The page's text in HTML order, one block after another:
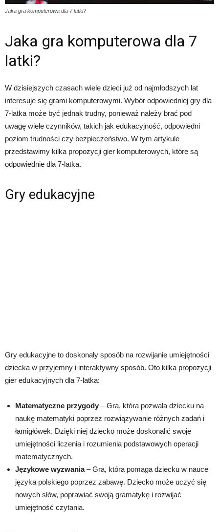
Jaka gra komputerowa dla 7 latki?
Jaka gra komputerowa dla 7
latki?
W dzisiejszych czasach wiele dzieci już od najmłodszych lat
interesuje się grami komputerowymi. Wybór odpowiedniej gry dla
7-latka może być jednak trudny, ponieważ należy brać pod
uwagę wiele czynników, takich jak edukacyjność, odpowiedni
poziom trudności czy bezpieczeństwo. W tym artykule
przedstawimy kilka propozycji gier komputerowych, które są
odpowiednie dla 7-latka.
Gry edukacyjne
Gry edukacyjne to doskonały sposób na rozwijanie umiejętności
dziecka w przyjemny i interaktywny sposób. Oto kilka propozycji
gier edukacyjnych dla 7-latka:
Matematyczne przygody – Gra, która pozwala dziecku na
naukę matematyki poprzez rozwiązywanie różnych zadań i
łamigłówek. Dzięki niej dziecko może doskonalić swoje
umiejętności liczenia i rozumienia podstawowych operacji
matematycznych.
Językowe wyzwania– Gra, która pomaga dziecku w nauce
języka polskiego poprzez zabawę. Dziecko może uczyć się
nowych słów, poprawiać swoją gramatykę i rozwijać
umiejętność czytania.